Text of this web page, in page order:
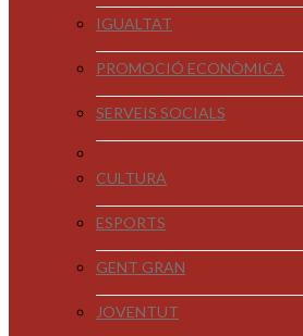
IGUALTAT
PROMOCIÓ ECONÒMICA
SERVEIS SOCIALS
CULTURA
ESPORTS
GENT GRAN
JOVENTUT